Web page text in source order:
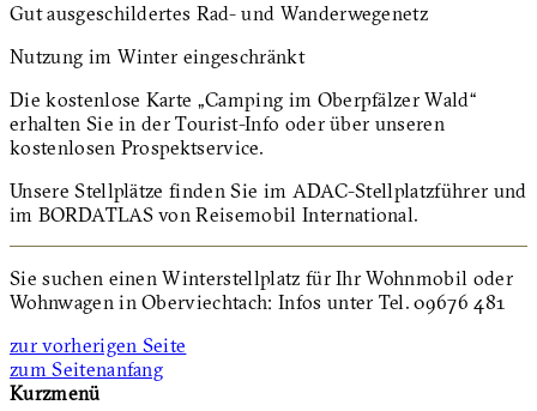
Gut ausgeschildertes Rad- und Wanderwegenetz
Nutzung im Winter eingeschränkt
Die kostenlose Karte „Camping im Oberpfälzer Wald“
erhalten Sie in der Tourist-Info oder über unseren
kostenlosen Prospektservice.
Unsere Stellplätze finden Sie im ADAC-Stellplatzführer und
im BORDATLAS von Reisemobil International.
Sie suchen einen Winterstellplatz für Ihr Wohnmobil oder
Wohnwagen in Oberviechtach: Infos unter Tel. 09676 481
zur vorherigen Seite
zum Seitenanfang
Kurzmenü